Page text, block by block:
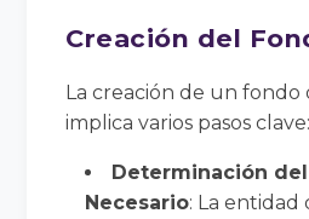
Creación del
La creación de un fondo
implica varios pasos clave:
Determinación
Necesario: La